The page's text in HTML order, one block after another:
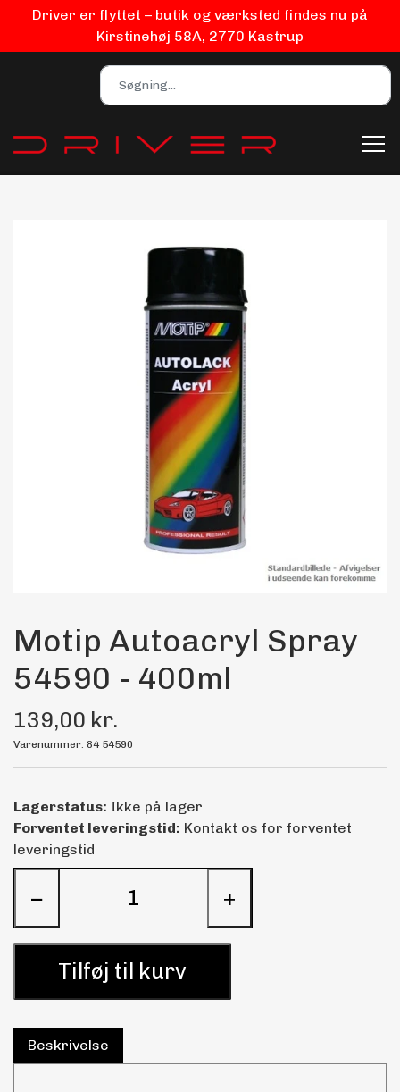
Driver er flyttet – butik og værksted findes nu på
Kirstinehøj 58A, 2770 Kastrup
Biludstyr
EV Udstyr
Maling
Bilstereo
Transport Udstyr
Dæk & Fælge
Motip Autoacryl Spray
54590 - 400ml
139,00 kr.
Varenummer: 84 54590
Lagerstatus: Ikke på lager
Forventet leveringstid: Kontakt os for forventet
leveringstid
− +
Tilføj til kurv
Beskrivelse